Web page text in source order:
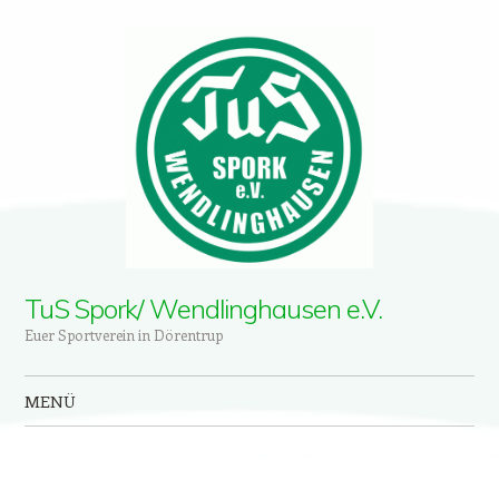
TuS Spork/ Wendlinghausen e.V.
Euer Sportverein in Dörentrup
MENÜ